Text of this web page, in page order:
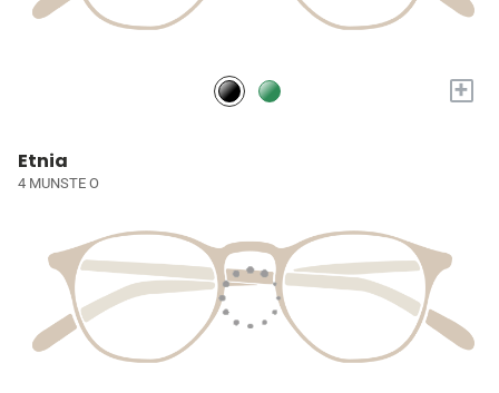
+
Etnia
4 MUNSTE O